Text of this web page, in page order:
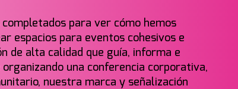
para ver cómo hemos
espacios para eventos cohesivos e
de alta calidad que guía, informa e
organizando una conferencia corporativa,
nuestra marca y señalización